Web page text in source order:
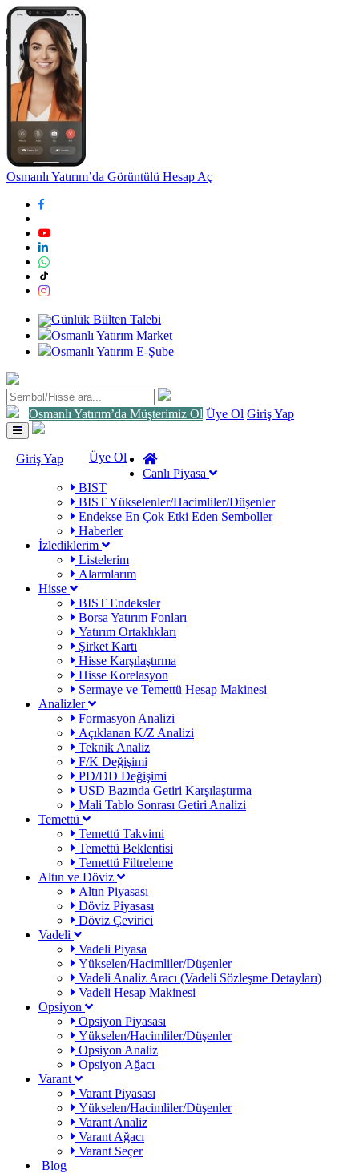
Osmanlı Yatırım’da Görüntülü Hesap Aç
Günlük Bülten Talebi
Osmanlı Yatırım Market
Osmanlı Yatırım E-Şube
Osmanlı Yatırım’da Müşterimiz Ol Üye Ol Giriş Yap
Toggle
navigation
Giriş Yap
Üye Ol
Canlı Piyasa
BIST
BIST Yükselenler/Hacimliler/Düşenler
Endekse En Çok Etki Eden Semboller
Haberler
İzlediklerim
Listelerim
Alarmlarım
Hisse
BIST Endeksler
Borsa Yatırım Fonları
Yatırım Ortaklıkları
Şirket Kartı
Hisse Karşılaştırma
Hisse Korelasyon
Sermaye ve Temettü Hesap Makinesi
Analizler
Formasyon Analizi
Açıklanan K/Z Analizi
Teknik Analiz
F/K Değişimi
PD/DD Değişimi
USD Bazında Getiri Karşılaştırma
Mali Tablo Sonrası Getiri Analizi
Temettü
Temettü Takvimi
Temettü Beklentisi
Temettü Filtreleme
Altın ve Döviz
Altın Piyasası
Döviz Piyasası
Döviz Çevirici
Vadeli
Vadeli Piyasa
Yükselen/Hacimliler/Düşenler
Vadeli Analiz Aracı (Vadeli Sözleşme Detayları)
Vadeli Hesap Makinesi
Opsiyon
Opsiyon Piyasası
Yükselen/Hacimliler/Düşenler
Opsiyon Analiz
Opsiyon Ağacı
Varant
Varant Piyasası
Yükselen/Hacimliler/Düşenler
Varant Analiz
Varant Ağacı
Varant Seçer
Blog